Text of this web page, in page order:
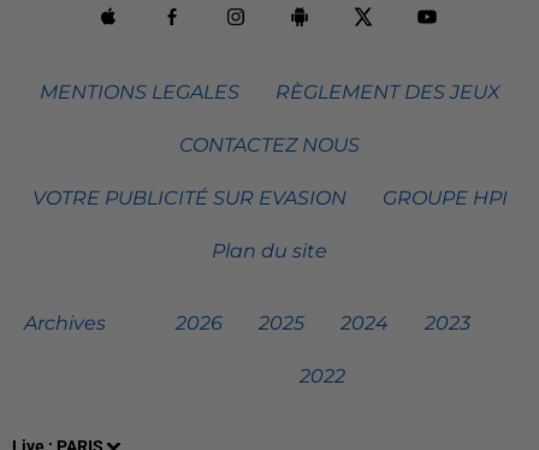
MENTIONS LEGALES RÈGLEMENT DES JEUX
CONTACTEZ NOUS
VOTRE PUBLICITÉ SUR EVASION GROUPE HPI
Plan du site
Archives 2026 2025 2024 2023
2022